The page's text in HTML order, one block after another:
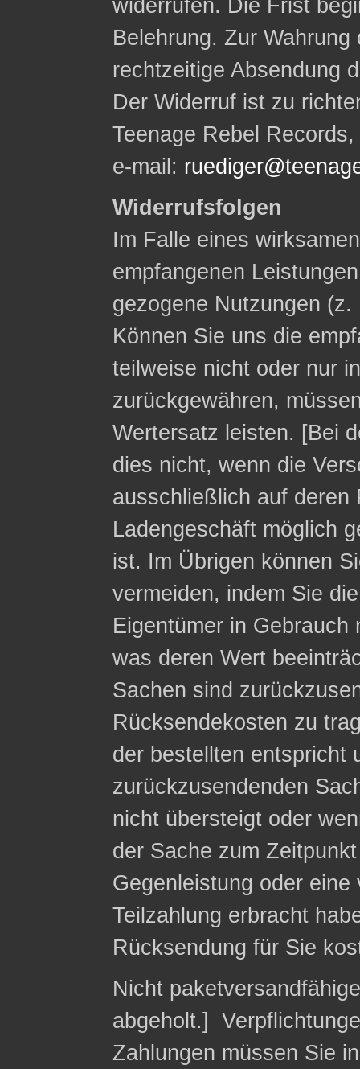
widerrufen. Die Frist
Belehrung. Zur
rechtzeitige Absendung
Der Widerruf ist zu
Teenage Rebel
e-mail:
Widerrufsfolgen
Im Falle eines
empfangenen
gezogene Nutzungen
Können Sie uns die
teilweise nicht oder nur
zurückgewähren,
Wertersatz leisten. [Bei
dies nicht, wenn die
ausschließlich auf deren
Ladengeschäft möglich
ist. Im Übrigen können
vermeiden, indem Sie
Eigentümer in
was deren Wert
Sachen sind
Rücksendekosten zu
der bestellten entspricht
zurückzusendenden
nicht übersteigt oder
der Sache zum
Gegenleistung oder
Teilzahlung erbracht
Rücksendung für Sie
Nicht
abgeholt.]
Zahlungen müssen Sie